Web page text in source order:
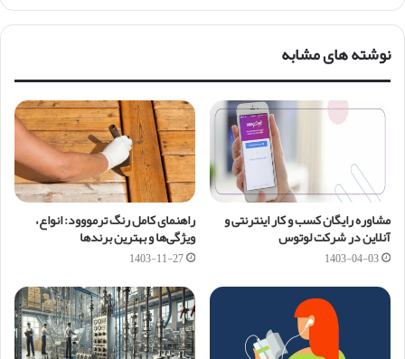
نوشته های مشابه
مشاوره رایگان کسب و کار اینترنتی و
آنلاین در شرکت لوتوس
1403-04-03
راهنمای کامل رنگ ترمووود: انواع،
ویژگی‌ها و بهترین برندها
1403-11-27